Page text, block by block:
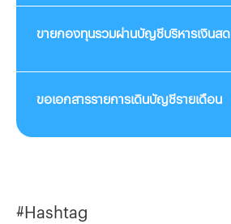
ขายกองทุนรวมผ่านบัญชีบริหารเงินสด
ขอเอกสารรายการเดินบัญชีรายเดือน
#Hashtag